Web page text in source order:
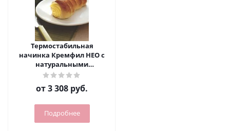
Термостабильная
начинка Кремфил НЕО с
натуральными
красителями (ведро 13 кг)
от3 308 руб.
Подробнее